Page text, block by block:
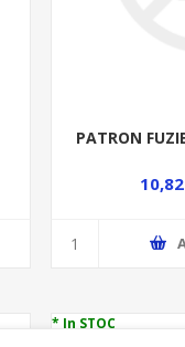
PATRON
* In STOC